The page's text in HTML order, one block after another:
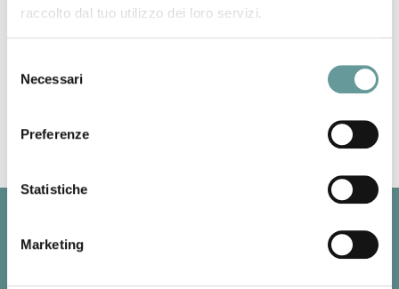
raccolto dal tuo utilizzo dei loro servizi.
delNecessari
Preferenze
Statistiche
Marketing